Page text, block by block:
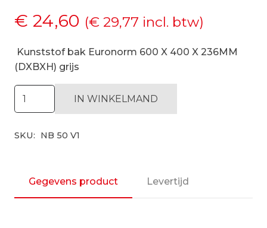
€ 24,60 (€ 29,77 incl. btw)
Kunststof bak Euronorm 600 X 400 X 236MM
(DXBXH) grijs
600
236MM
IN WINKELMAND
SKU: NB 50 V1
Gegevens product Levertijd